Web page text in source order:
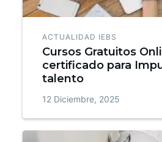
ACTUALIDAD IEBS
Cursos Gratuitos
certificado para
talento
12 Diciembre, 2025